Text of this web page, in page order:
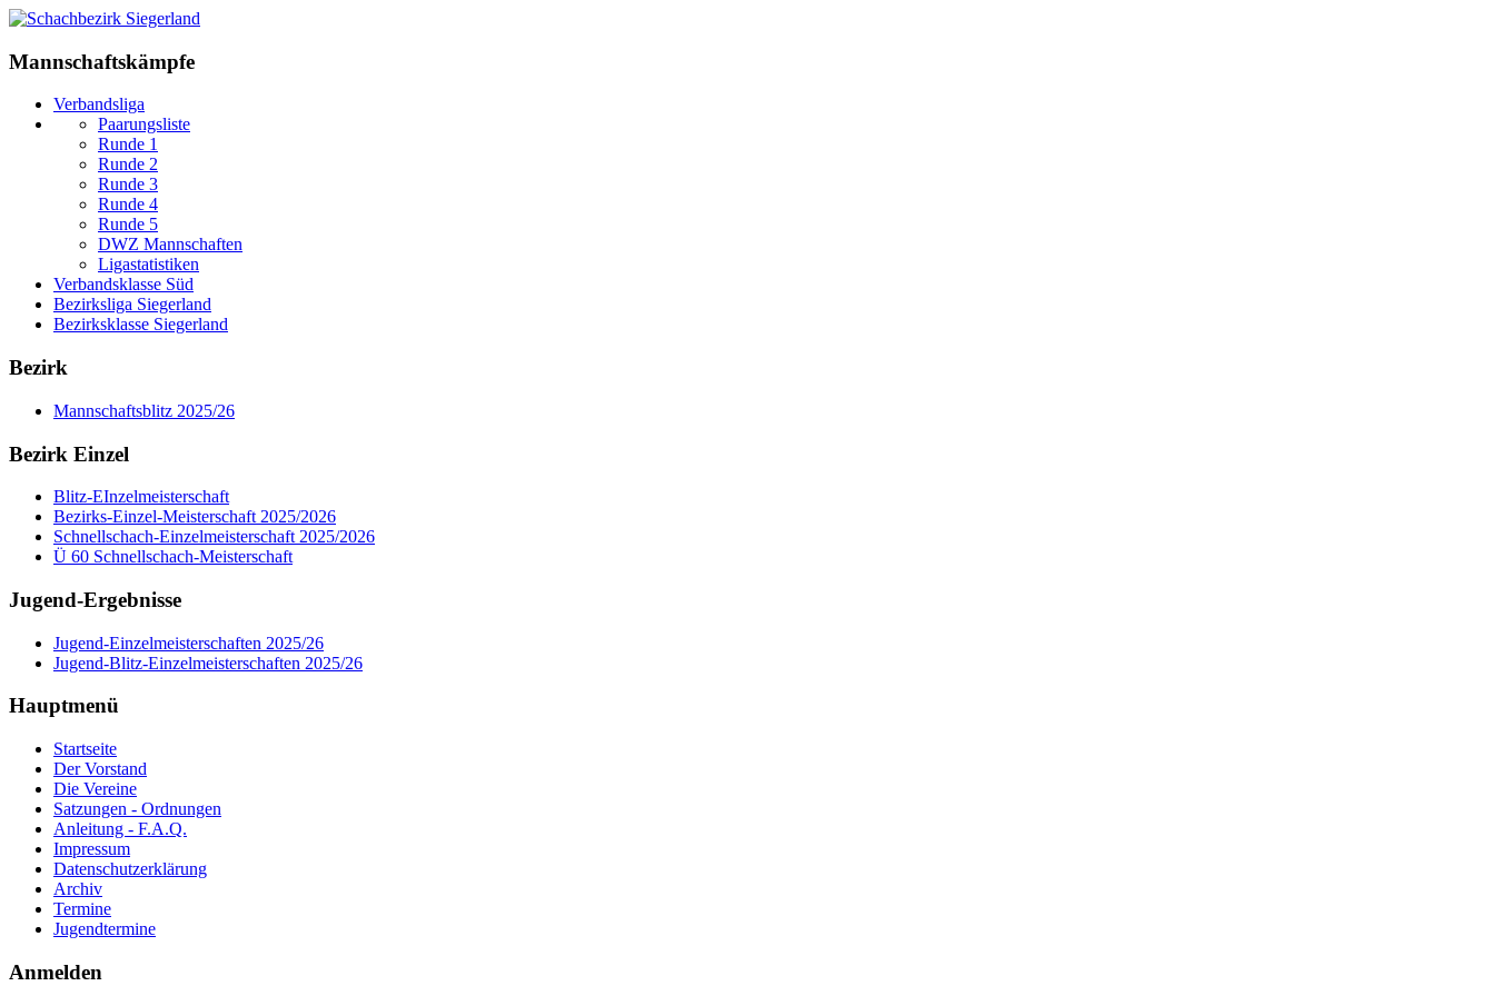
Mannschaftskämpfe
Verbandsliga
Paarungsliste
Runde 1
Runde 2
Runde 3
Runde 4
Runde 5
DWZ Mannschaften
Ligastatistiken
Verbandsklasse Süd
Bezirksliga Siegerland
Bezirksklasse Siegerland
Bezirk
Mannschaftsblitz 2025/26
Bezirk Einzel
Blitz-EInzelmeisterschaft
Bezirks-Einzel-Meisterschaft 2025/2026
Schnellschach-Einzelmeisterschaft 2025/2026
Ü 60 Schnellschach-Meisterschaft
Jugend-Ergebnisse
Jugend-Einzelmeisterschaften 2025/26
Jugend-Blitz-Einzelmeisterschaften 2025/26
Hauptmenü
Startseite
Der Vorstand
Die Vereine
Satzungen - Ordnungen
Anleitung - F.A.Q.
Impressum
Datenschutzerklärung
Archiv
Termine
Jugendtermine
Anmelden